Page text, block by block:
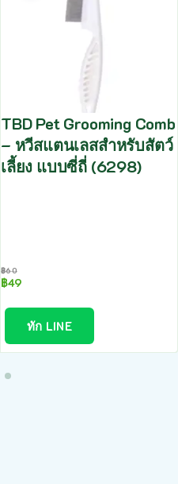
TBD Pet Grooming Comb
– หวีสแตนเลสสำหรับสัตว์
เลี้ยง แบบซี่ถี่ (6298)
฿60
฿49
ทัก LINE